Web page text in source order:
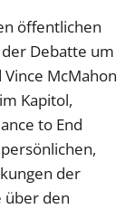
öffentlichen
Debatte um
McMahon
Kapitol,
to End
der
über den